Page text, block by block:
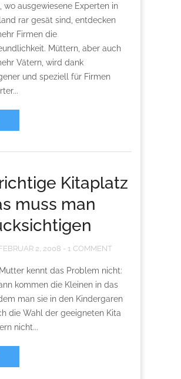
wo ausgewiesene Experten in
rar gesät sind, entdecken
Firmen die
Müttern, aber auch
Vätern, wird dank
und speziell für Firmen
Kitaplatz
muss man
2, 2008 - 1 COMMENT
kennt das Problem nicht:
kommen die Kleinen in das
man sie in den Kindergaren
die Wahl der geeigneten Kita
nicht...